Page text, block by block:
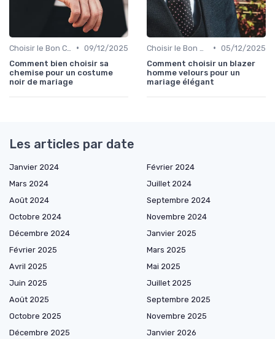
• 09/12/2025
Comment bien choisir sa
chemise pour un costume
noir de mariage
• 05/12/2025
Comment choisir un blazer
homme velours pour un
mariage élégant
Les articles par date
Janvier 2024
Février 2024
Mars 2024
Juillet 2024
Août 2024
Septembre 2024
Octobre 2024
Novembre 2024
Décembre 2024
Janvier 2025
Février 2025
Mars 2025
Avril 2025
Mai 2025
Juin 2025
Juillet 2025
Août 2025
Septembre 2025
Octobre 2025
Novembre 2025
Décembre 2025
Janvier 2026